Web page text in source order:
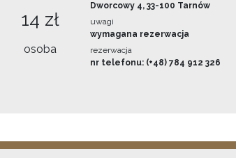
14 zł
osoba
Dworcowy 4, 33-100 Tarnów
uwagi
wymagana rezerwacja
rezerwacja
nr telefonu: (+48) 784 912 326